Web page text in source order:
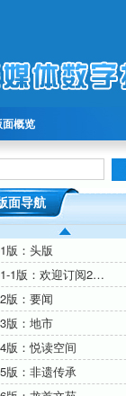
面概览
面导航
版：头版
第A01-1版：欢迎订阅2026年文化艺术报
版：要闻
版：地市
版：悦读空间
版：非遗传承